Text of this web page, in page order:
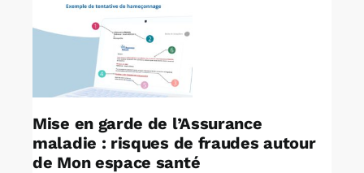
Mise en garde de l’Assurance
maladie : risques de fraudes autour
de Mon espace santé